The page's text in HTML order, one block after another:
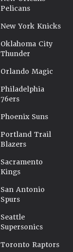
Pelicans
New York Knicks
Oklahoma City
Thunder
Orlando Magic
Philadelphia
76ers
Phoenix Suns
Portland Trail
Blazers
Sacramento
Kings
San Antonio
Spurs
Seattle
Supersonics
Toronto Raptors